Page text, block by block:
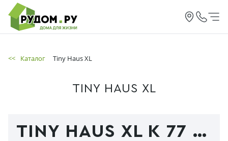
<< Каталог Tiny Haus XL
TINY HAUS XL
TINY HAUS XL К 77 (ЛОФТ)